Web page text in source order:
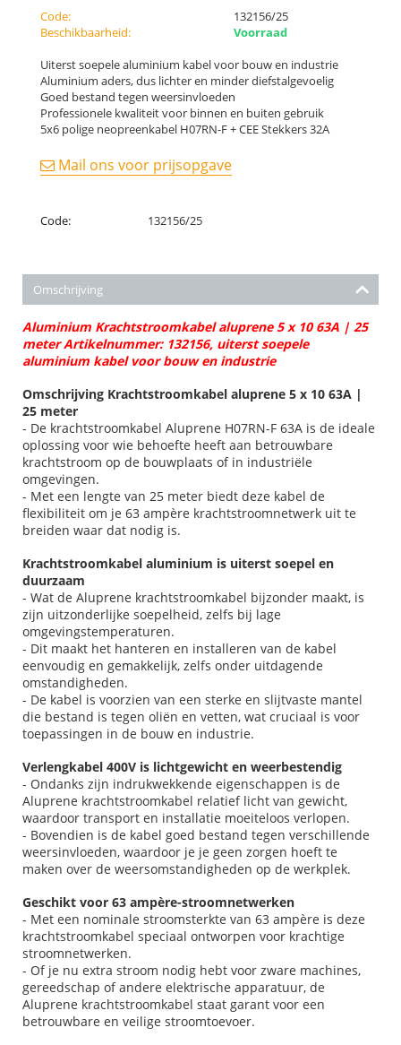
Code:
132156/25
Beschikbaarheid:
Voorraad
Uiterst soepele aluminium kabel voor bouw en industrie
Aluminium aders, dus lichter en minder diefstalgevoelig
Goed bestand tegen weersinvloeden
Professionele kwaliteit voor binnen en buiten gebruik
5x6 polige neopreenkabel H07RN-F + CEE Stekkers 32A
Mail ons voor prijsopgave
Code: 132156/25
Omschrijving
Aluminium Krachtstroomkabel aluprene 5 x 10 63A | 25
meter Artikelnummer: 132156, uiterst soepele
aluminium kabel voor bouw en industrie
Omschrijving Krachtstroomkabel aluprene 5 x 10 63A |
25 meter
- De krachtstroomkabel Aluprene H07RN-F 63A is de ideale
oplossing voor wie behoefte heeft aan betrouwbare
krachtstroom op de bouwplaats of in industriële
omgevingen.
- Met een lengte van 25 meter biedt deze kabel de
flexibiliteit om je 63 ampère krachtstroomnetwerk uit te
breiden waar dat nodig is.
Krachtstroomkabel aluminium is uiterst soepel en
duurzaam
- Wat de Aluprene krachtstroomkabel bijzonder maakt, is
zijn uitzonderlijke soepelheid, zelfs bij lage
omgevingstemperaturen.
- Dit maakt het hanteren en installeren van de kabel
eenvoudig en gemakkelijk, zelfs onder uitdagende
omstandigheden.
- De kabel is voorzien van een sterke en slijtvaste mantel
die bestand is tegen oliën en vetten, wat cruciaal is voor
toepassingen in de bouw en industrie.
Verlengkabel 400V is lichtgewicht en weerbestendig
- Ondanks zijn indrukwekkende eigenschappen is de
Aluprene krachtstroomkabel relatief licht van gewicht,
waardoor transport en installatie moeiteloos verlopen.
- Bovendien is de kabel goed bestand tegen verschillende
weersinvloeden, waardoor je je geen zorgen hoeft te
maken over de weersomstandigheden op de werkplek.
Geschikt voor 63 ampère-stroomnetwerken
- Met een nominale stroomsterkte van 63 ampère is deze
krachtstroomkabel speciaal ontworpen voor krachtige
stroomnetwerken.
- Of je nu extra stroom nodig hebt voor zware machines,
gereedschap of andere elektrische apparatuur, de
Aluprene krachtstroomkabel staat garant voor een
betrouwbare en veilige stroomtoevoer.